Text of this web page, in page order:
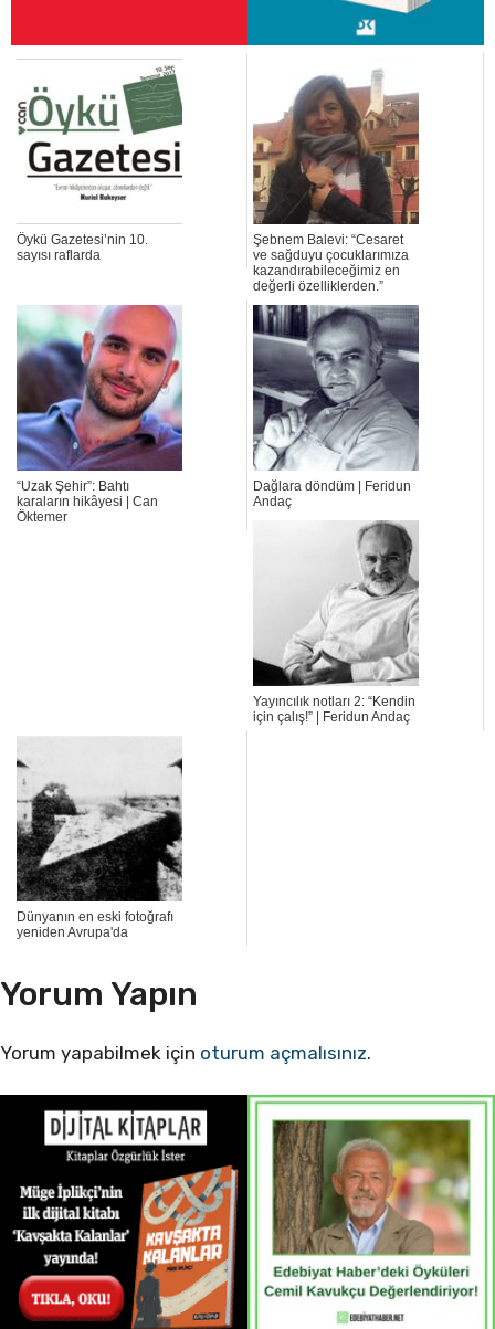
Öykü Gazetesi’nin 10.
sayısı raflarda
Şebnem Balevi: “Cesaret
ve sağduyu çocuklarımıza
kazandırabileceğimiz en
değerli özelliklerden.”
“Uzak Şehir”: Bahtı
karaların hikâyesi | Can
Öktemer
Dağlara döndüm | Feridun
Andaç
Yayıncılık notları 2: “Kendin
için çalış!” | Feridun Andaç
Dünyanın en eski fotoğrafı
yeniden Avrupa'da
Yorum Yapın
Yorum yapabilmek için oturum açmalısınız.